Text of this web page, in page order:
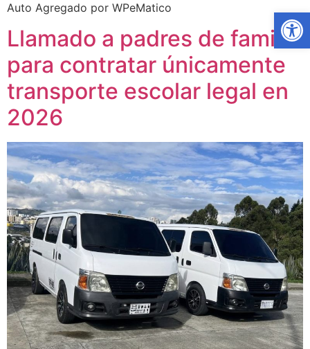
Auto Agregado por WPeMatico
Llamado a padres de familia
para contratar únicamente
transporte escolar legal en
2026